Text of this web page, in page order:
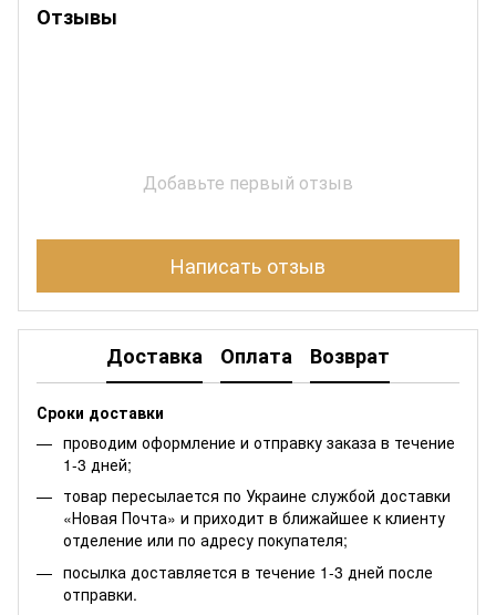
Отзывы
Добавьте первый отзыв
Написать отзыв
Доставка Оплата Возврат
Сроки доставки
проводим оформление и отправку заказа в течение
1-3 дней;
товар пересылается по Украине службой доставки
«Новая Почта» и приходит в ближайшее к клиенту
отделение или по адресу покупателя;
посылка доставляется в течение 1-3 дней после
отправки.